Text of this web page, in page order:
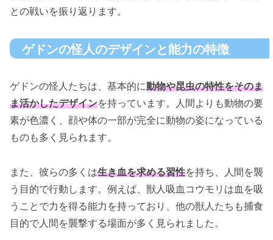
との戦いを振り返ります。
ゲドンの怪人のデザインと能力の特徴
ゲドンの怪人たちは、基本的に動物や昆虫の特性をそのま
ま活かしたデザインを持っています。人間よりも動物の要
素が色濃く、顔や体の一部が完全に動物の姿になっている
ものも多く見られます。
また、彼らの多くは生き血を求める習性を持ち、人間を襲
う目的で行動します。例えば、獣人吸血コウモリは血を吸
うことで力を得る能力を持っており、他の獣人たちも捕食
目的で人間を襲撃する場面が多く見られました。